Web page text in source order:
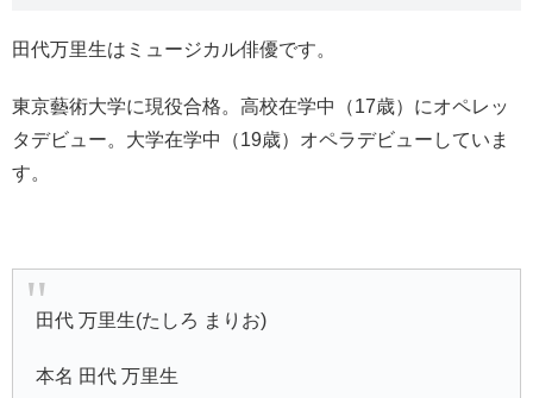
田代万里生はミュージカル俳優です。
東京藝術大学に現役合格。高校在学中（17歳）にオペレッ
タデビュー。大学在学中（19歳）オペラデビューしていま
す。
田代 万里生(たしろ まりお)
本名 田代 万里生